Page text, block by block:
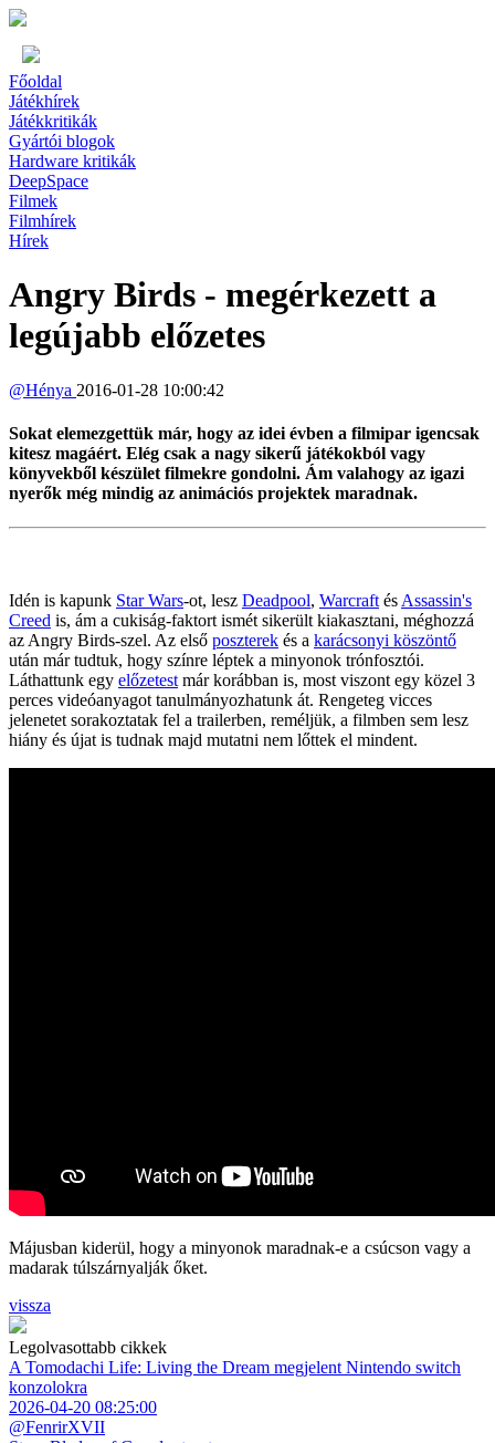
Főoldal
Játékhírek
Játékkritikák
Gyártói blogok
Hardware kritikák
DeepSpace
Filmek
Filmhírek
Hírek
Angry Birds - megérkezett a
legújabb előzetes
@Hénya 2016-01-28 10:00:42
Sokat elemezgettük már, hogy az idei évben a filmipar igencsak
kitesz magáért. Elég csak a nagy sikerű játékokból vagy
könyvekből készület filmekre gondolni. Ám valahogy az igazi
nyerők még mindig az animációs projektek maradnak.
Idén is kapunk Star Wars-ot, lesz Deadpool, Warcraft és Assassin's
Creed is, ám a cukiság-faktort ismét sikerült kiakasztani, méghozzá
az Angry Birds-szel. Az első poszterek és a karácsonyi köszöntő
után már tudtuk, hogy színre léptek a minyonok trónfosztói.
Láthattunk egy előzetest már korábban is, most viszont egy közel 3
perces videóanyagot tanulmányozhatunk át. Rengeteg vicces
jelenetet sorakoztatak fel a trailerben, reméljük, a filmben sem lesz
hiány és újat is tudnak majd mutatni nem lőttek el mindent.
Májusban kiderül, hogy a minyonok maradnak-e a csúcson vagy a
madarak túlszárnyalják őket.
vissza
Legolvasottabb cikkek
A Tomodachi Life: Living the Dream megjelent Nintendo switch
konzolokra
2026-04-20 08:25:00
@FenrirXVII